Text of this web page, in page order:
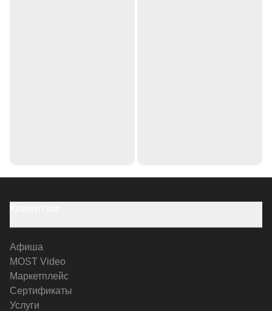
Афиша
MOST Video
Маркетплейс
Сертификаты
Услуги